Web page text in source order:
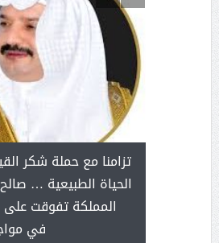
تزامنا مع حملة شكر
الحياة الطبيعية …
المملكة تفوقت على
في
آل شرمه:
على برامج
هي أساس